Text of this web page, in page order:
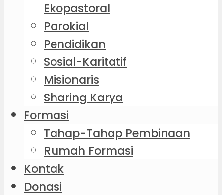
Ekopastoral
Parokial
Pendidikan
Sosial-Karitatif
Misionaris
Sharing Karya
Formasi
Tahap-Tahap Pembinaan
Rumah Formasi
Kontak
Donasi